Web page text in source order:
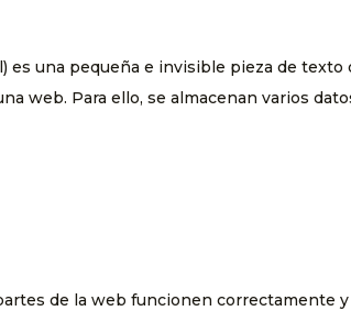
es una pequeña e invisible pieza de texto
web. Para ello, se almacenan varios
de la web funcionen correctamente